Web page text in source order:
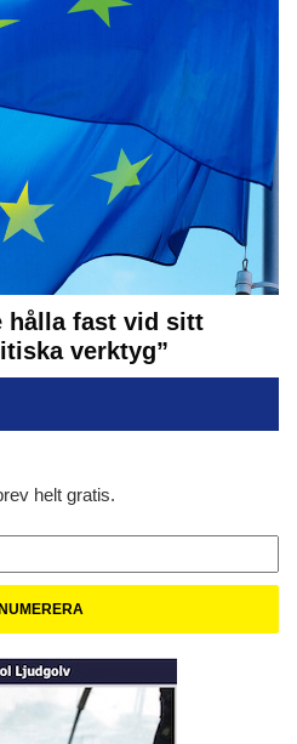
hålla fast vid sitt
verktyg”
helt gratis.